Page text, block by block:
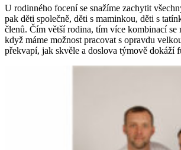
U rodinného focení se snažíme zachytit
pak děti společně, děti s maminkou, děti s
členů. Čím větší rodina, tím více kombinací se
když máme možnost pracovat s opravdu
překvapí, jak skvěle a doslova týmově dokáží